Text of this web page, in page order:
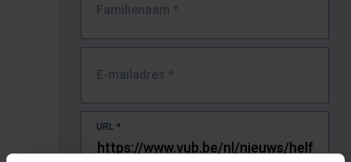
Familienaam *
E-mailadres *
URL *